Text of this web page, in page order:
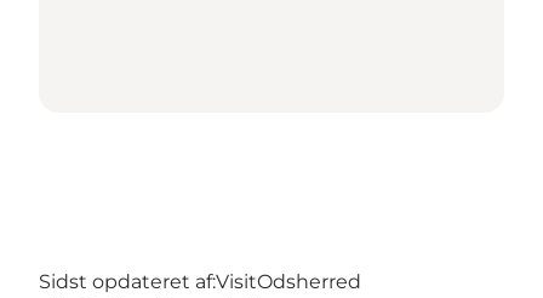
Sidst opdateret af:VisitOdsherred